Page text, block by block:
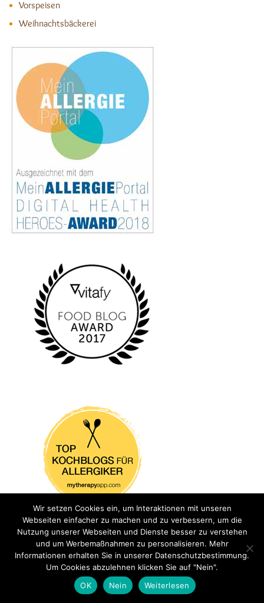
Vorspeisen
Weihnachtsbäckerei
Wir setzen Cookies ein, um Interaktionen mit unseren
Webseiten einfacher zu machen und zu verbessern, um die
Nutzung unserer Webseiten und Dienste besser zu verstehen
und um Werbemaßnahmen zu personalisieren. Mehr
Informationen erhalten Sie in unserer Datenschutzbestimmung.
Um Cookies abzulehnen klicken Sie auf "Nein".
OK
Nein Weiterlesen